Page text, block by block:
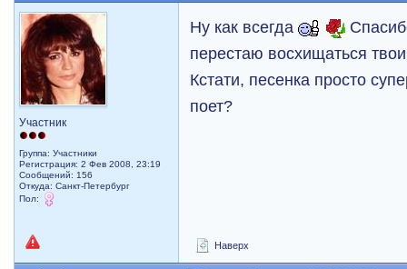
Участник
Группа: Участники
Регистрация: 2 Фев 2008, 23:19
Сообщений: 156
Откуда: Санкт-Петербург
Пол:
Ну как всегда
перестаю восхищаться
Кстати, песенка просто
поет?
Наверх